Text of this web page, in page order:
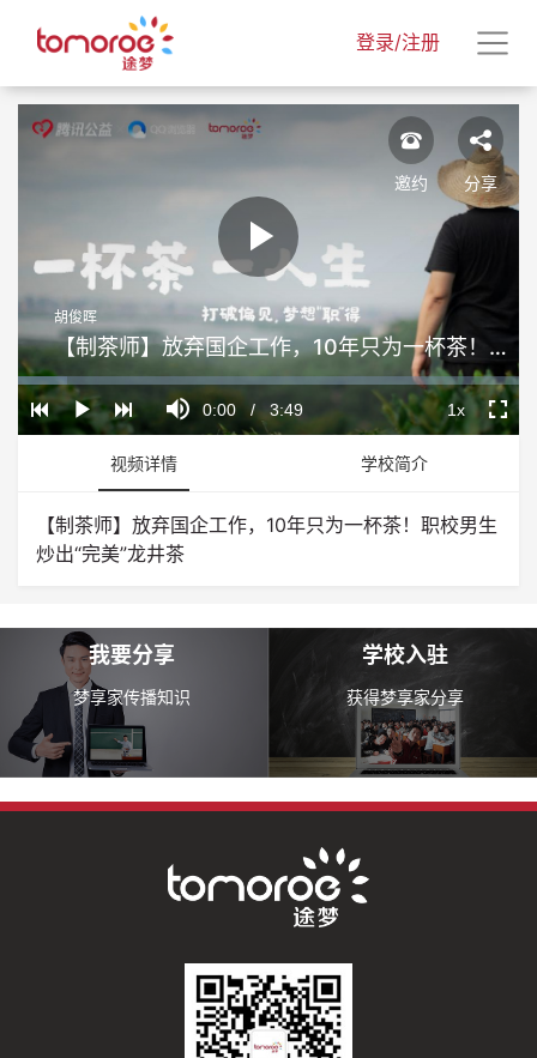
登录/注册
Play
Video
Play
Current
0:00 / Duration
3:49
Loaded:
0%
Progress:
0%
Playback
Rate
1x
胡俊晖
【制茶师】放弃国企工作，10年只为一杯茶！职校男生炒出“完美”龙井茶
邀约 分享
视频详情 学校简介
【制茶师】放弃国企工作，10年只为一杯茶！职校男生
炒出“完美”龙井茶
我要分享
梦享家传播知识
学校入驻
获得梦享家分享